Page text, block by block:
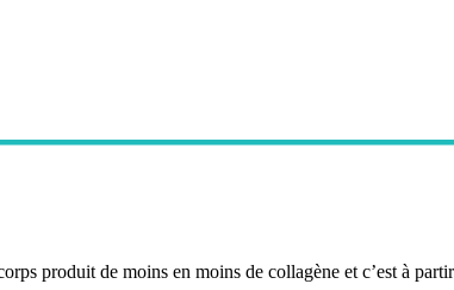
produit de moins en moins de collagène et c’est à